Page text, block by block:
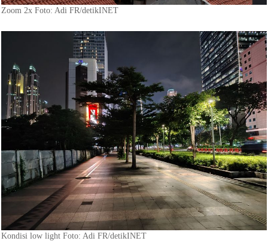
Zoom 2x Foto: Adi FR/detikINET
Kondisi low light Foto: Adi FR/detikINET